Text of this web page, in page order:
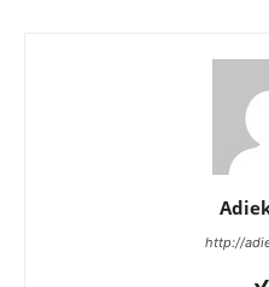
http://